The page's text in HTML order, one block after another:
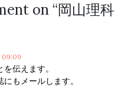
on “岡山理
09:09
伝えます。
もメールします。